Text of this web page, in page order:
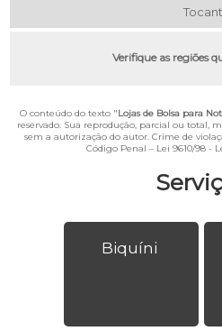
Biquíni
Verifique as regiões
O conteúdo do texto "Lojas de Bolsa para
reservado. Sua reprodução, parcial ou total,
sem a autorização do autor. Crime de
Código Penal – Lei 9610/98 -